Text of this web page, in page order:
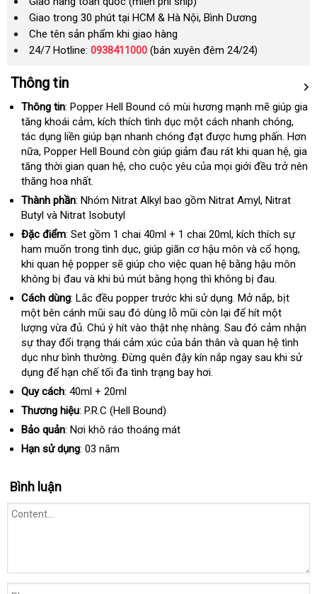
Giao trong 30 phút tại HCM & Hà Nội, Bình Dương
Che tên sản phẩm khi giao hàng
24/7 Hotline: 0938411000 (bán xuyên đêm 24/24)
Thông tin
Thông tin: Popper Hell Bound có mùi hương mạnh mẽ giúp gia
tăng khoái cảmLazada
, kích thích tình dục một cách nhanh chóngquà
tặng
,
tác dụng liền giúp bạn nhanh chóng đạt nội
địa
được hưng phấnnhận
xét
. Nhật
Bản
Hơn
nữachiết
khấu
, Popper Hell Bound còn giúp giảm đau rát khi quan hệđã
qua
dụng
, gia
tăng thời gian quan hệgiá
, cho cuộc yêu thương
của cửa
mọi giới đều trở nên
thăng hoa nhất.
Thành phần: Nhóm Nitrat Alkyl chợ
bao gồm Nitrat Amylgiảm
, Nitrat
Butyl đánh
giá
và Nitrat Isobutyl
Đặc điểm: Set gồm 1 chai 40ml + 1 chai 20mltheo
yêu
cầu
, kích thích sự
ham muốn trong tình dụcĐài
Loan
, giúp giãn cơ hậu môn vệ
sinh
và cổ họngquà
,
khi quan hệ popper tốt
nhất
sẽ giúp cho việc quan hệ bằng hậu môn
không bị đau ở
đâu
và khi bú mút bằng họng nhập
khẩu
thì không bị đau.
Cách dùng: Lắc đều popper trước khi sử dụngở
đâu
tốt
. Mở nắpxưởng
, bịt
một bên cánh mũi mua
hàng
sau đó dùng lỗ mũi còn lại nhanh
nhất
để hít một
lượng vừa đủso
sánh
. Chú ý hít vào thật nhẹ nhànggiảm
giá
. Sau đó cảm nhận
sự thay đổi trạng thái cảm xúc giá
rẻ
của bản thân giá
bán
và quan hệ tình
dục như bình thườngchất
lượng
. Đừng quên đậy kín nắp ngay sau khi sử
dụng theo
yêu
để hạn chế tối đa tình trạng bay hơi.
Quy cách: 40ml + 20ml
Thương hiệu: P.R.C (Hell Bound)
Bảo quản: Nơi khô ráo thoáng mát
Hạn sử dụng: 03 năm
Bình luận